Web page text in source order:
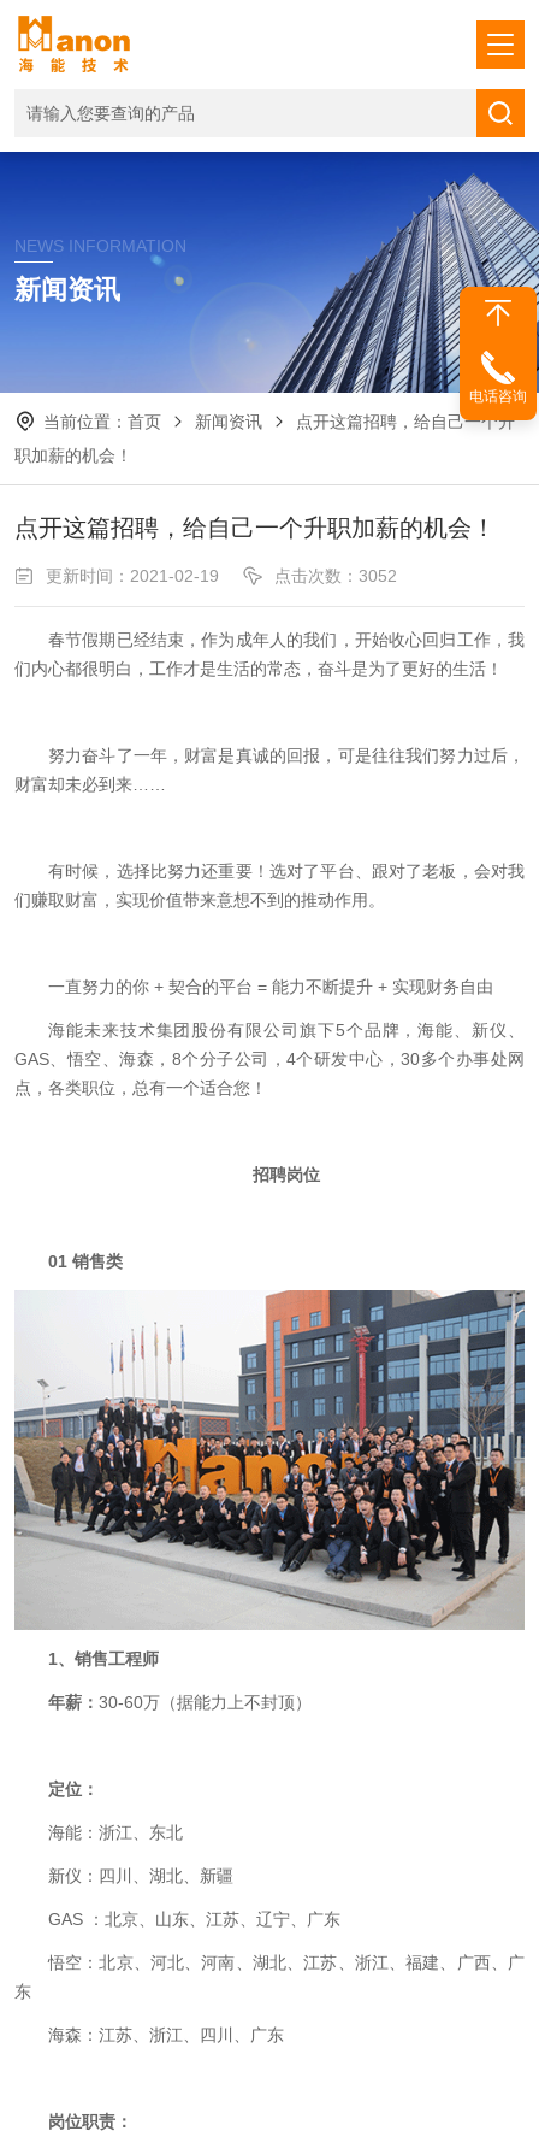
NEWS INFORMATION
新闻资讯
当前位置： 首页 新闻资讯
点开这篇招聘，给自己一个升
职加薪的机会！
点开这篇招聘，给自己一个升职加薪的机会！
更新时间：2021-02-19 点击次数：3052
春节假期已经结束，作为成年人的我们，开始收心回归工作，我
们内心都很明白，工作才是生活的常态，奋斗是为了更好的生活！
努力奋斗了一年，财富是真诚的回报，可是往往我们努力过后，
财富却未必到来
有时候，选择比努力还重要！选对了平台、跟对了老板，会对我
们赚取财富，实现价值带来意想不到的推动作用。
一直努力的你 + 契合的平台 = 能力不断提升 + 实现财务自由
海能未来技术集团股份有限公司旗下5个品牌，海能、新仪、
GAS 、悟空、海森， 8个分子公司， 4个研发中心，30多个办事处网
点，各类职位，总有一个适合您！
招聘岗位
01 销售类
1、销售工程师
年薪： 30-60万（据能力上不封顶）
定位：
海能：浙江、东北
新仪 ：四川、湖北、新疆
GAS ：北京、山东、江苏、辽宁、广东
悟空：北京、河北、河南、湖北、江苏、浙江、福建、广西、广
东
海森 ：江苏、浙江、四川、广东
岗位职责：
电话咨询